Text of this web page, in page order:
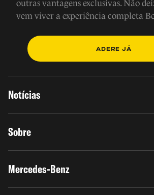
outras vantagens exclusivas. Não
vem viver a experiência completa
ADERE JÁ
Notícias
Sobre
Mercedes-Benz